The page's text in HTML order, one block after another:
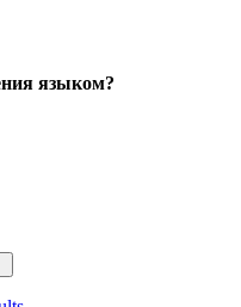
языком?